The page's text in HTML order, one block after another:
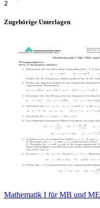
Zugehörige Unterlagen
Mathematik I für MB und ME